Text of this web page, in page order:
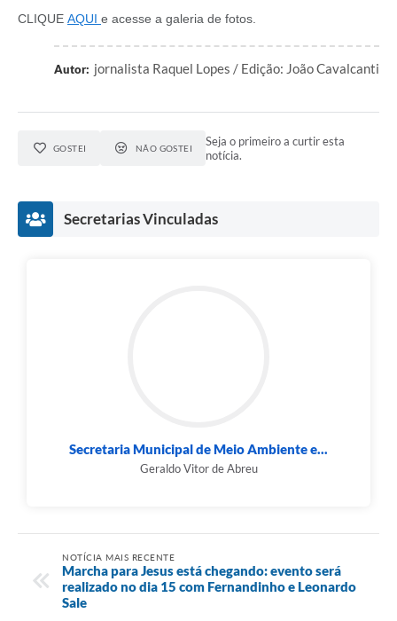
CLIQUE AQUI e acesse a galeria de fotos.
Autor: jornalista Raquel Lopes / Edição: João Cavalcanti
GOSTEI NÃO GOSTEI
Seja o primeiro a curtir esta
notícia.
Secretarias Vinculadas
Secretaria Municipal de Meio Ambiente e...
Geraldo Vitor de Abreu
NOTÍCIA MAIS RECENTE
Marcha para Jesus está chegando: evento será
realizado no dia 15 com Fernandinho e Leonardo
Sale